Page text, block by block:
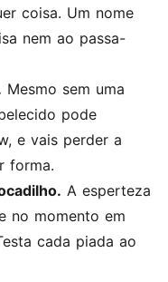
coisa. Um nome
nem ao passa-
Mesmo sem uma
pode
e vais perder a
forma.
A esperteza
no momento em
cada piada ao